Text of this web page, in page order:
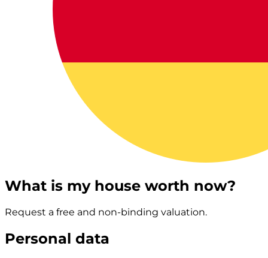
What is my house worth now?
Request a free and non-binding valuation.
Personal data